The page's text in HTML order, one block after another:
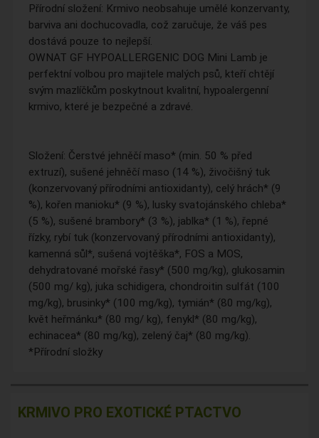
Přírodní složení: Krmivo neobsahuje umělé konzervanty,
barviva ani dochucovadla, což zaručuje, že váš pes
dostává pouze to nejlepší.
OWNAT GF HYPOALLERGENIC DOG Mini Lamb je
perfektní volbou pro majitele malých psů, kteří chtějí
svým mazlíčkům poskytnout kvalitní, hypoalergenní
krmivo, které je bezpečné a zdravé.
Složení: Čerstvé jehněčí maso* (min. 50 % před
extruzí), sušené jehněčí maso (14 %), živočišný tuk
(konzervovaný přírodními antioxidanty), celý hrách* (9
%), kořen manioku* (9 %), lusky svatojánského chleba*
(5 %), sušené brambory* (3 %), jablka* (1 %), řepné
řízky, rybí tuk (konzervovaný přírodními antioxidanty),
kamenná sůl*, sušená vojtěška*, FOS a MOS,
dehydratované mořské řasy* (500 mg/kg), glukosamin
(500 mg/ kg), juka schidigera, chondroitin sulfát (100
mg/kg), brusinky* (100 mg/kg), tymián* (80 mg/kg),
květ heřmánku* (80 mg/ kg), fenykl* (80 mg/kg),
echinacea* (80 mg/kg), zelený čaj* (80 mg/kg).
*Přírodní složky
KRMIVO PRO EXOTICKÉ PTACTVO